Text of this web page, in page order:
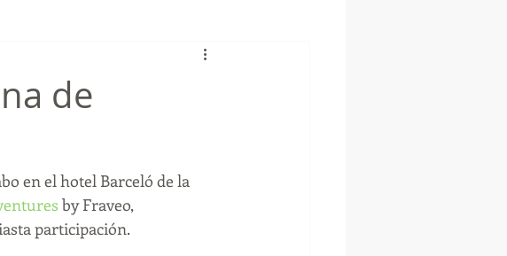
de
en el hotel Barceló de la
by Fraveo,
participación.